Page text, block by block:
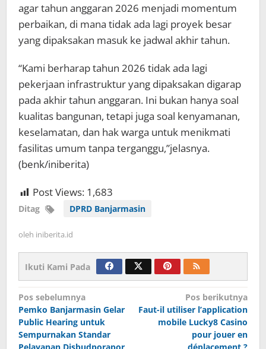
agar tahun anggaran 2026 menjadi momentum
perbaikan, di mana tidak ada lagi proyek besar
yang dipaksakan masuk ke jadwal akhir tahun.
“Kami berharap tahun 2026 tidak ada lagi
pekerjaan infrastruktur yang dipaksakan digarap
pada akhir tahun anggaran. Ini bukan hanya soal
kualitas bangunan, tetapi juga soal kenyamanan,
keselamatan, dan hak warga untuk menikmati
fasilitas umum tanpa terganggu,”jelasnya.
(benk/iniberita)
Post Views: 1,683
Ditag DPRD Banjarmasin
oleh iniberita.id
Ikuti Kami Pada
Navigasi
pos
Pos sebelumnya
Pemko Banjarmasin Gelar
Public Hearing untuk
Sempurnakan Standar
Pos berikutnya
Faut-il utiliser l’application
mobile Lucky8 Casino
pour jouer en